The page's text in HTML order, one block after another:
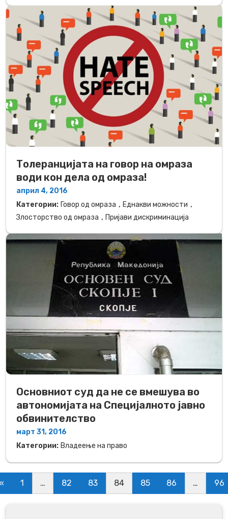
Толеранцијата на говор на омраза
води кон дела од омраза!
април 4, 2016
Категории: Говор од омраза , Еднакви можности ,
Злосторство од омраза , Пријави дискриминација
Основниот суд да не се вмешува во
автономијата на Специјалното јавно
обвинителство
март 31, 2016
Категории: Владеење на право
1 … 82 83 84 85 86 … 96